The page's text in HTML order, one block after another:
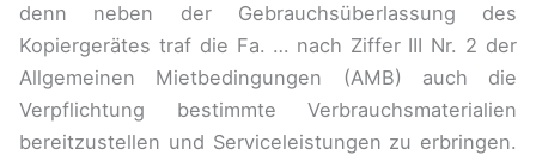
denn neben der Gebrauchsüberlassung des
Kopiergerätes traf die Fa. … nach Ziffer III Nr. 2 der
Allgemeinen Mietbedingungen (AMB) auch die
Verpflichtung bestimmte Verbrauchsmaterialien
bereitzustellen und Serviceleistungen zu erbringen.